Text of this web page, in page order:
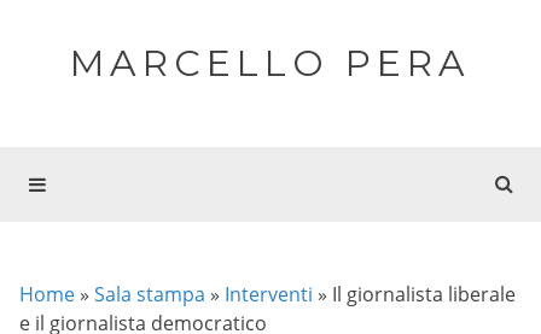
MARCELLO PERA
Home » Sala stampa » Interventi » Il giornalista liberale
e il giornalista democratico